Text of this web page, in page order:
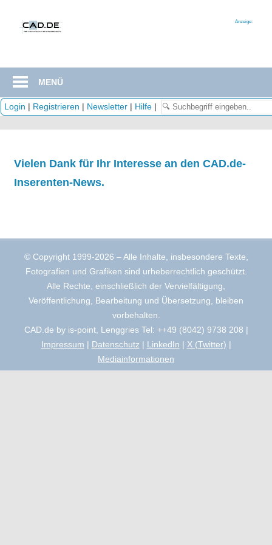
Anzeige:
MENÜ
Login | Registrieren | Newsletter | Hilfe |
Vielen Dank für Ihr Interesse an den CAD.de-
Inserenten-News.
© Copyright 1999-2026 – Alle Inhalte, insbesondere Texte,
Fotografien und Grafiken sind urheberrechtlich geschützt.
Alle Rechte, einschließlich der Vervielfältigung,
Veröffentlichung, Bearbeitung und Übersetzung, bleiben
vorbehalten.
CAD.de by is-point, Lenggries Tel: ++49 (8042) 9738 208 |
Impressum | Datenschutz | LinkedIn | X (Twitter) |
Mediainformationen